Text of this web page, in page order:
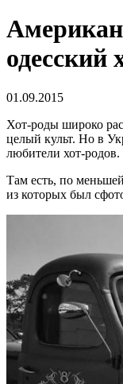
одесский
01.09.2015
Хот-роды широко
целый культ. Но в
любители хот-
Там есть, по
из которых был